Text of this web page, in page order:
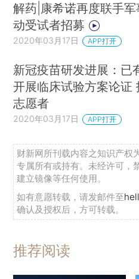
解药|康希诺再度联手
动受试者招募
2020年03月17日 APP打开
新冠疫苗研发进展：已
开展临床试验方案论证
志愿者
2020年03月17日 APP打开
财新网所刊载内容之知识产权
专属所有或持有。未经许可，
建立镜像等任何使用。
如有意愿转载，请发邮件至
确认及授权后，方可转载。
推荐阅读